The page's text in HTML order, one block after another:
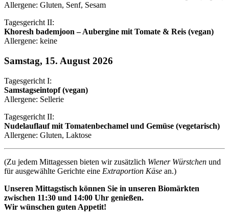
Allergene: Gluten, Senf, Sesam
Tagesgericht II:
Khoresh bademjoon – Aubergine mit Tomate & Reis (vegan)
Allergene: keine
Samstag, 15. August 2026
Tagesgericht I:
Samstagseintopf (vegan)
Allergene: Sellerie
Tagesgericht II:
Nudelauflauf mit Tomatenbechamel und Gemüse (vegetarisch)
Allergene: Gluten, Laktose
(Zu jedem Mittagessen bieten wir zusätzlich Wiener Würstchen und
für ausgewählte Gerichte eine Extraportion Käse an.)
Unseren Mittagstisch können Sie in unseren Biomärkten
zwischen 11:30 und 14:00 Uhr genießen.
Wir wünschen guten Appetit!